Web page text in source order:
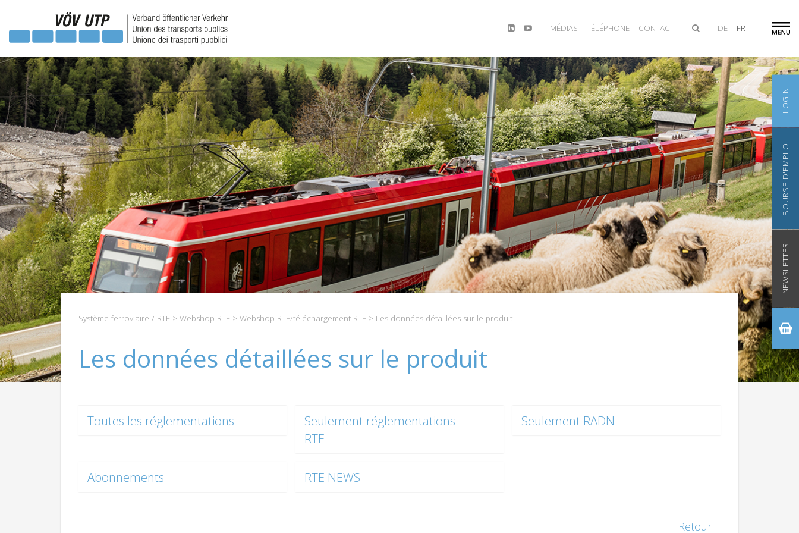
MÉDIAS TÉLÉPHONE CONTACT DE FR
LOGIN
BOURSE D'EMPLOI
NEWSLETTER
Système ferroviaire / RTE > Webshop RTE > Webshop RTE/téléchargement RTE > Les données détaillées sur le produit
Les données détaillées sur le produit
Toutes les réglementations
Seulement réglementations
RTE
Seulement RADN
Abonnements RTE NEWS
Retour